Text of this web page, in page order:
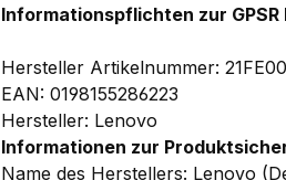
Informationspflichten zur
Hersteller Artikelnummer:
EAN: 0198155286223
Hersteller: Lenovo
Informationen zur
Name des Herstellers: Lenovo